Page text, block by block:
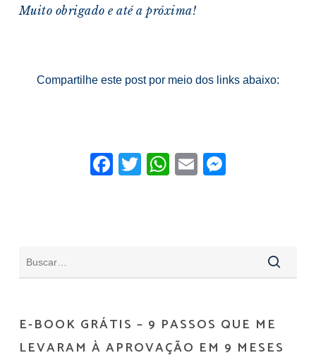
Muito obrigado e até a próxima!
Compartilhe este post por meio dos links abaixo:
Facebook
TwitterWhatsApp
Email
E-BOOK GRÁTIS – 9 PASSOS QUE ME
LEVARAM À APROVAÇÃO EM 9 MESES